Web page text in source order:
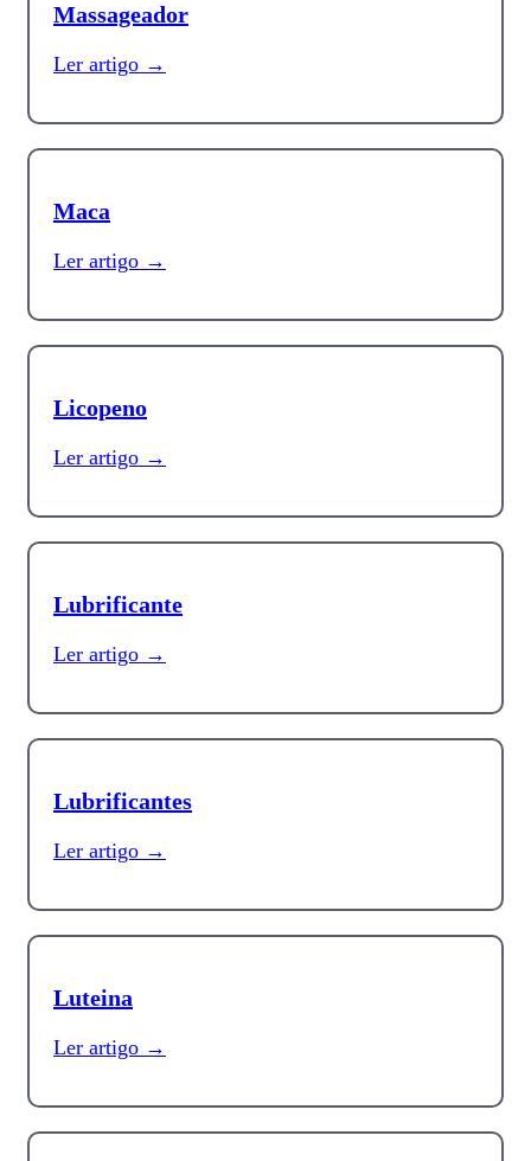
Massageador
Ler artigo →
Maca
Ler artigo →
Licopeno
Ler artigo →
Lubrificante
Ler artigo →
Lubrificantes
Ler artigo →
Luteina
Ler artigo →